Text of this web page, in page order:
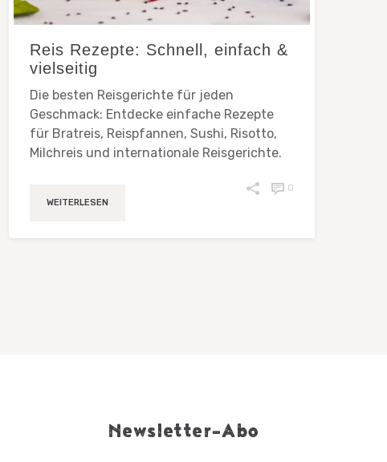
Reis Rezepte: Schnell, einfach &
vielseitig
Die besten Reisgerichte für jeden
Geschmack: Entdecke einfache Rezepte
für Bratreis, Reispfannen, Sushi, Risotto,
Milchreis und internationale Reisgerichte.
WEITERLESEN
0
Newsletter-Abo